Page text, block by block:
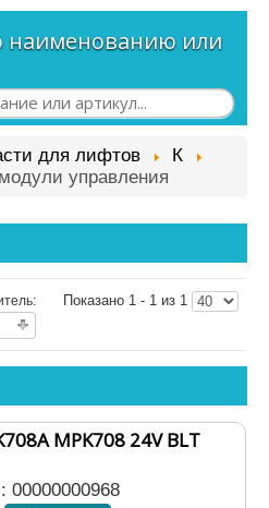
наименованию или
для лифтов
К
управления
Показано 1 - 1 из 1
MPK708 24V BLT
00000000968